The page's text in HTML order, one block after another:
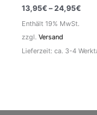
13,95€ –24,95€
Enthält 19% MwSt.
zzgl.Versand
Lieferzeit: ca. 3-4